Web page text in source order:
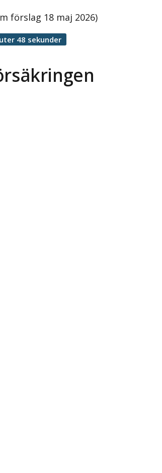
förslag 18 maj 2026)
48 sekunder